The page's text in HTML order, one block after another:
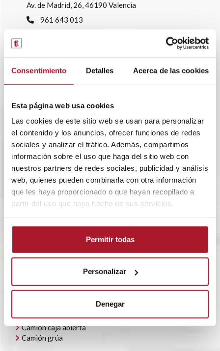
Consentimiento Detalles Acerca de las cookies
Esta página web usa cookies
Las cookies de este sitio web se usan para personalizar
el contenido y los anuncios, ofrecer funciones de redes
sociales y analizar el tráfico. Además, compartimos
información sobre el uso que haga del sitio web con
nuestros partners de redes sociales, publicidad y análisis
web, quienes pueden combinarla con otra información
que les haya proporcionado o que hayan recopilado a
partir del uso que haya hecho de sus servicios.
Permitir todas
Personalizar
Denegar
Av. de Madrid, 26, 46190 Valencia
961 643 013
Trabaja con nosotros
RENTING FLEXIBLE
POLÍTICA CORPORATIVA
CONTACTO
AYUDAS AUTOCONSUMO
Todoterrenos y furgonetas
Camión caja cerrada
Camión caja abierta
Camión grúa